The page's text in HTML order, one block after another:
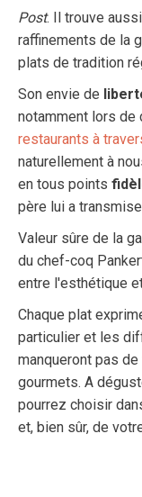
Post. Il trouve
raffinements de la
plats de tradition
Son envie de
notamment lors de
restaurants à
naturellement à
en tous points
père lui a
Valeur sûre de la
du chef-coq
entre l'esthétique
Chaque plat
particulier et les
manqueront pas
gourmets. A
pourrez choisir
et, bien sûr, de